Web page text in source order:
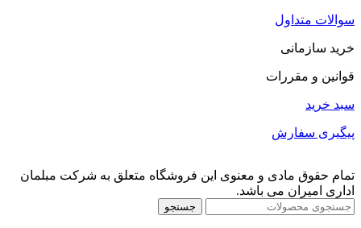
سوالات متداول
خرید سازمانی
قوانین و مقررات
سبد خرید
پیگیری سفارش
تمام حقوق مادی و معنوی این فروشگاه متعلق به شرکت مبلمان
اداری امیران می باشد.
جستجو